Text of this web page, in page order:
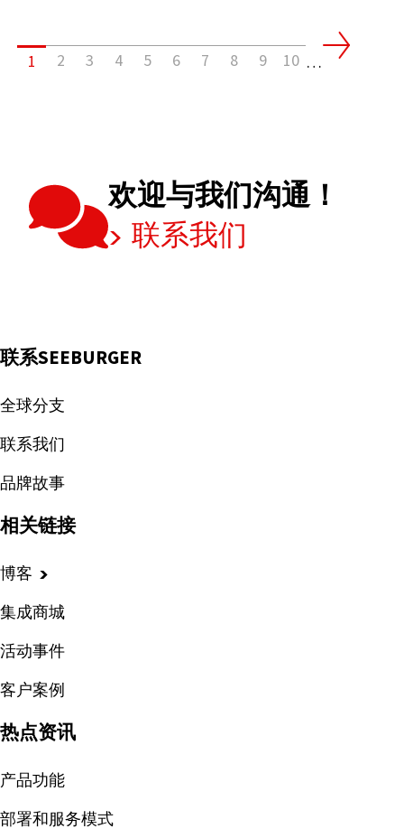
化？
需
要
集
1 2 3 4 5 6 7 8 9 10 …
欢迎与我们沟通！
联系我们
联系SEEBURGER
全球分支
联系我们
品牌故事
相关链接
博客
集成商城
活动事件
客户案例
热点资讯
产品功能
部署和服务模式